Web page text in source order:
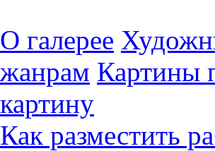
О галерее
жанрам Картины
картину
Как разместить